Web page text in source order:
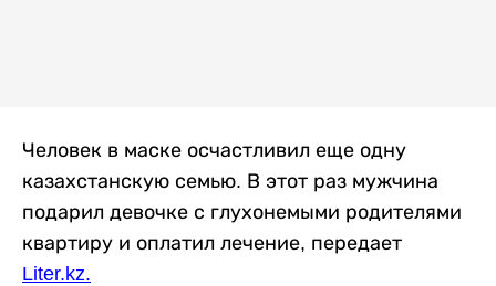
Человек в маске осчастливил еще одну
казахстанскую семью. В этот раз мужчина
подарил девочке с глухонемыми родителями
квартиру и оплатил лечение, передает
Liter.kz.